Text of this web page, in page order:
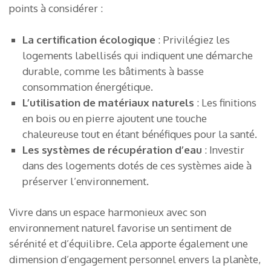
points à considérer :
La certification écologique : Privilégiez les
logements labellisés qui indiquent une démarche
durable, comme les bâtiments à basse
consommation énergétique.
L’utilisation de matériaux naturels : Les finitions
en bois ou en pierre ajoutent une touche
chaleureuse tout en étant bénéfiques pour la santé.
Les systèmes de récupération d’eau : Investir
dans des logements dotés de ces systèmes aide à
préserver l’environnement.
Vivre dans un espace harmonieux avec son
environnement naturel favorise un sentiment de
sérénité et d’équilibre. Cela apporte également une
dimension d’engagement personnel envers la planète,